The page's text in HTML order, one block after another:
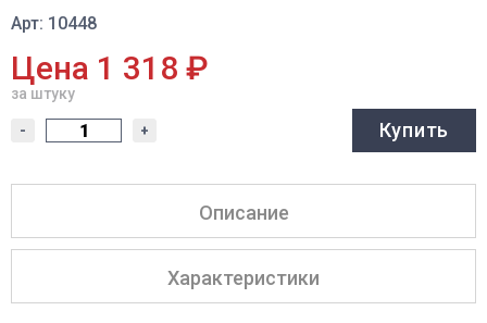
Арт: 10448
Цена 1 318 ₽
за штуку
- + Купить
Описание
Характеристики